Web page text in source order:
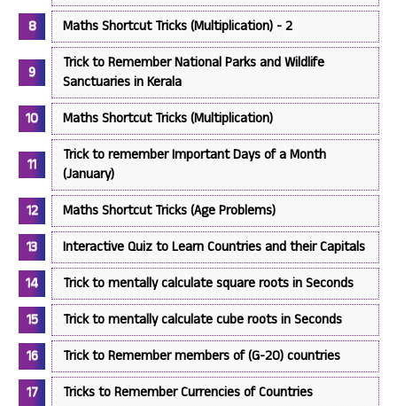
Maths Shortcut Tricks (Multiplication) - 2
Trick to Remember National Parks and Wildlife
Sanctuaries in Kerala
Maths Shortcut Tricks (Multiplication)
Trick to remember Important Days of a Month
(January)
Maths Shortcut Tricks (Age Problems)
Interactive Quiz to Learn Countries and their Capitals
Trick to mentally calculate square roots in Seconds
Trick to mentally calculate cube roots in Seconds
Trick to Remember members of (G-20) countries
Tricks to Remember Currencies of Countries